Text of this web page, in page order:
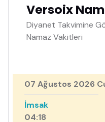
Versoix
Diyanet Takvimine
Namaz Vakitleri
07 Ağustos 2026
İmsak
04:18